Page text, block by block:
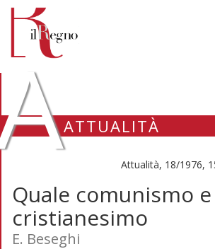
ATTUALITÀ
Attualità, 18/1976,
Quale comunismo
cristianesimo
E. Beseghi